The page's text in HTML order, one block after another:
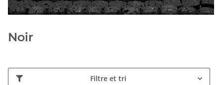
Noir
Filtre et tri